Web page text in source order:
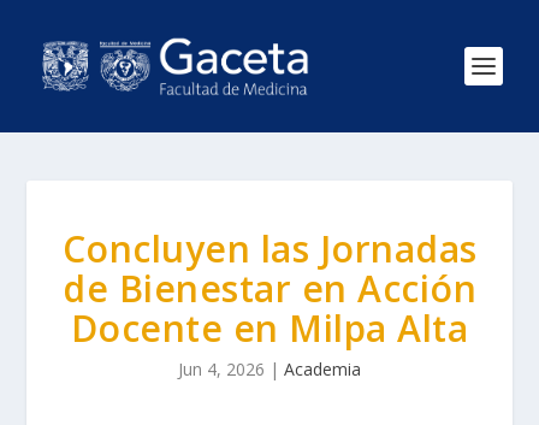
Concluyen las Jornadas
de Bienestar en Acción
Docente en Milpa Alta
Jun 4, 2026 | Academia